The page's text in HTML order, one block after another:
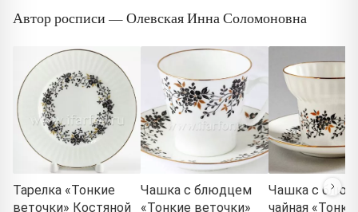
Автор росписи — Олевская Инна Соломоновна
Тарелка «Тонкие
веточки» Костяной
Чашка с блюдцем
«Тонкие веточки»
Чашка с
чайная